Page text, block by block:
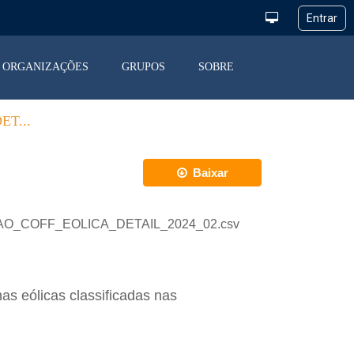
ORGANIZAÇÕES GRUPOS SOBRE
Baixar
eólicas classificadas nas